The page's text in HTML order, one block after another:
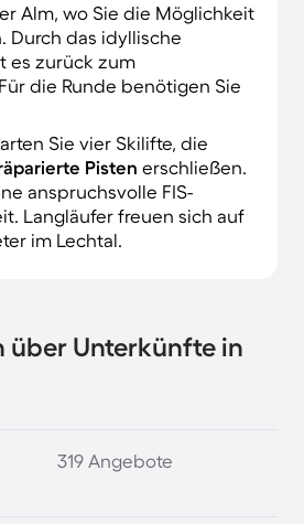
Alm, wo Sie die Möglichkeit
Durch das idyllische
es zurück zum
die Runde benötigen Sie
Sie vier Skilifte, die
Pisten erschließen.
anspruchsvolle FIS-
Langläufer freuen sich auf
im Lechtal.
über Unterkünfte in
319 Angebote